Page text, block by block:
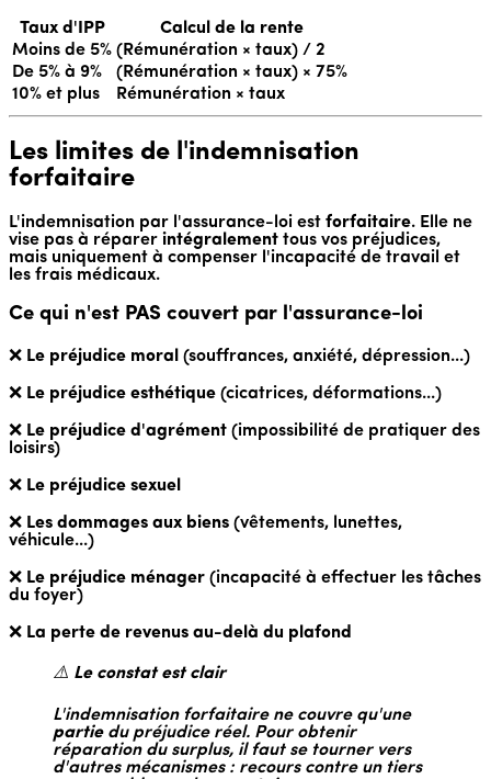
Taux d'IPP
Calcul de la rente
Moins de 5% (Rémunération × taux) / 2
De 5% à 9%
(Rémunération × taux) × 75%
10% et plus
Rémunération × taux
Les limites de l'indemnisation
forfaitaire
L'indemnisation par l'assurance-loi est forfaitaire. Elle ne
vise pas à réparer intégralement tous vos préjudices,
mais uniquement à compenser l'incapacité de travail et
les frais médicaux.
Ce qui n'est PAS couvert par l'assurance-loi
❌ Le préjudice moral (souffrances, anxiété, dépression...)
❌ Le préjudice esthétique (cicatrices, déformations...)
❌ Le préjudice d'agrément (impossibilité de pratiquer des
loisirs)
❌ Le préjudice sexuel
❌ Les dommages aux biens (vêtements, lunettes,
véhicule...)
❌ Le préjudice ménager (incapacité à effectuer les tâches
du foyer)
❌ La perte de revenus au-delà du plafond
⚠️ Le constat est clair
L'indemnisation forfaitaire ne couvre qu'une
partiedu préjudice réel. Pour obtenir
réparation du surplus, il faut se tourner vers
d'autres mécanismes : recours contre un tiers